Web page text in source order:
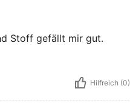
Stoff gefällt mir gut.
Hilfreich (0)